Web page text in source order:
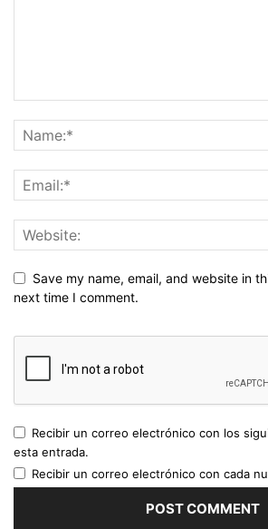
Save my name, email, and website in
next time I comment.
Recibir un correo electrónico con los
esta entrada.
Recibir un correo electrónico con cada